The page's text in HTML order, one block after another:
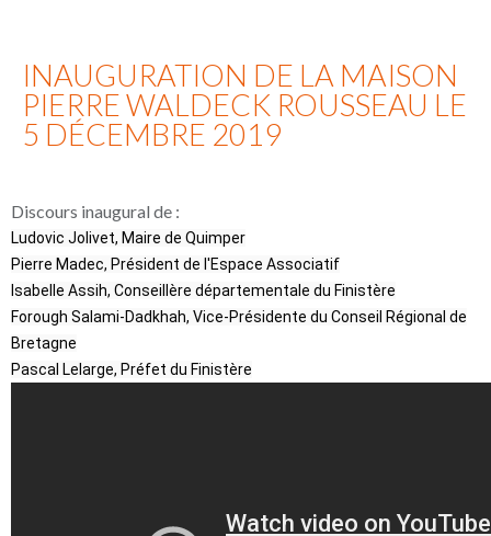
INAUGURATION DE LA MAISON
PIERRE WALDECK ROUSSEAU LE
5 DÉCEMBRE 2019
Discours inaugural de :
Ludovic Jolivet, Maire de Quimper
Pierre Madec, Président de l'Espace Associatif
Isabelle Assih, Conseillère départementale du Finistère
Forough Salami-Dadkhah, Vice-Présidente du Conseil Régional de
Bretagne
Pascal Lelarge, Préfet du Finistère